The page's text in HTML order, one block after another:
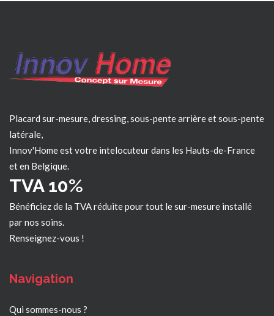
Placard sur-mesure, dressing, sous-pente arrière et sous-pente
latérale,
Innov'Home est votre intelocuteur dans les Hauts-de-France
et en Belgique.
TVA 10%
Bénéficiez de la TVA réduite pour tout le sur-mesure installé
par nos soins.
Renseignez-vous !
Navigation
Qui sommes-nous ?